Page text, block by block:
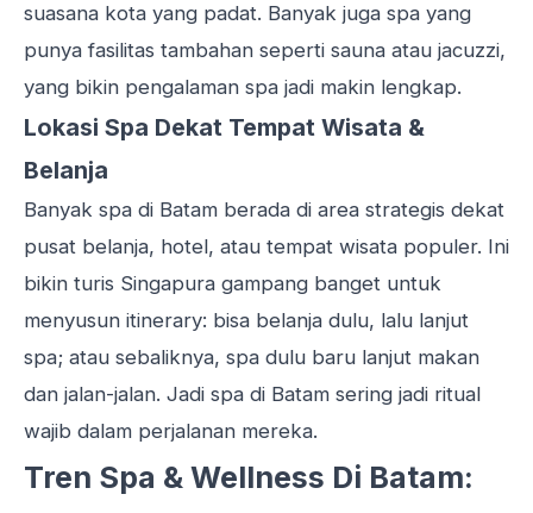
suasana kota yang padat. Banyak juga spa yang
punya fasilitas tambahan seperti sauna atau jacuzzi,
yang bikin pengalaman spa jadi makin lengkap.
Lokasi Spa Dekat Tempat Wisata &
Belanja
Banyak spa di Batam berada di area strategis dekat
pusat belanja, hotel, atau tempat wisata populer. Ini
bikin turis Singapura gampang banget untuk
menyusun itinerary: bisa belanja dulu, lalu lanjut
spa; atau sebaliknya, spa dulu baru lanjut makan
dan jalan-jalan. Jadi spa di Batam sering jadi ritual
wajib dalam perjalanan mereka.
Tren Spa & Wellness Di Batam: